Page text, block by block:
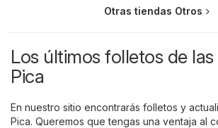
Otras tiendas Otros
Los últimos folletos de
Pica
En nuestro sitio encontrarás folletos y
Pica. Queremos que tengas una ventaja al